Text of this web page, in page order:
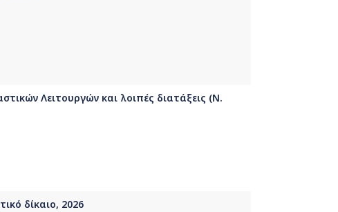
Λειτουργών και λοιπές διατάξεις (Ν.
δίκαιο, 2026